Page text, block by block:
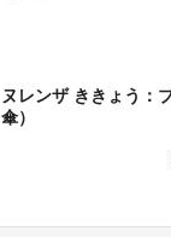
ヌレンザ ききょう：
傘）